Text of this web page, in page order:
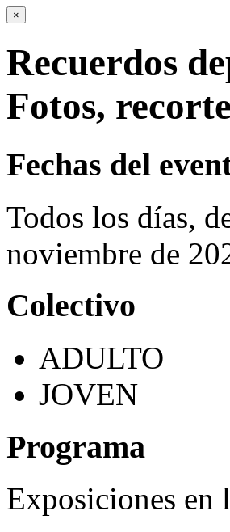
×
Recuerdos
Fotos,
Fechas del
Todos los días,
noviembre de
Colectivo
ADULTO
JOVEN
Programa
Exposiciones en